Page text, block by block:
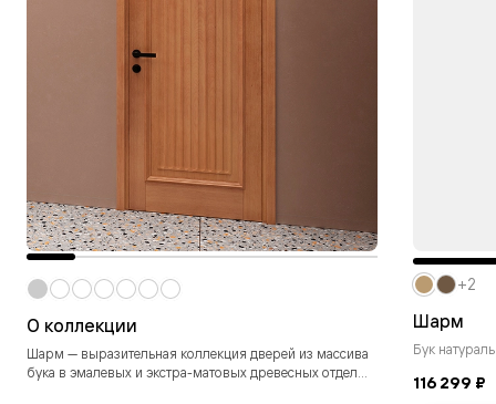
О коллекции
Шарм — выразительная коллекция дверей из массива
бука в эмалевых и экстра-матовых древесных отдел...
Шарм
Бук
116 299 ₽
+2